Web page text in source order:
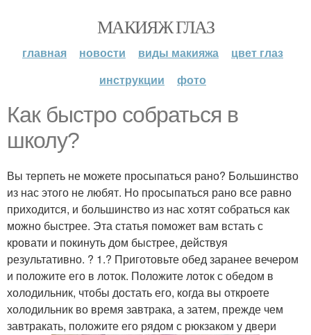
МАКИЯЖ ГЛАЗ
главная новости виды макияжа
цвет глаз
инструкции
фото
Как быстро собраться в
школу?
Вы терпеть не можете просыпаться рано? Большинство
из нас этого не любят. Но просыпаться рано все равно
приходится, и большинство из нас хотят собраться как
можно быстрее. Эта статья поможет вам встать с
кровати и покинуть дом быстрее, действуя
результативно. ? 1.? Приготовьте обед заранее вечером
и положите его в лоток. Положите лоток с обедом в
холодильник, чтобы достать его, когда вы откроете
холодильник во время завтрака, а затем, прежде чем
завтракать, положите его рядом с рюкзаком у двери